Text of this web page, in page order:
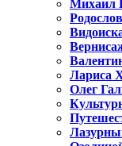
Михаил
Лариса
Олег